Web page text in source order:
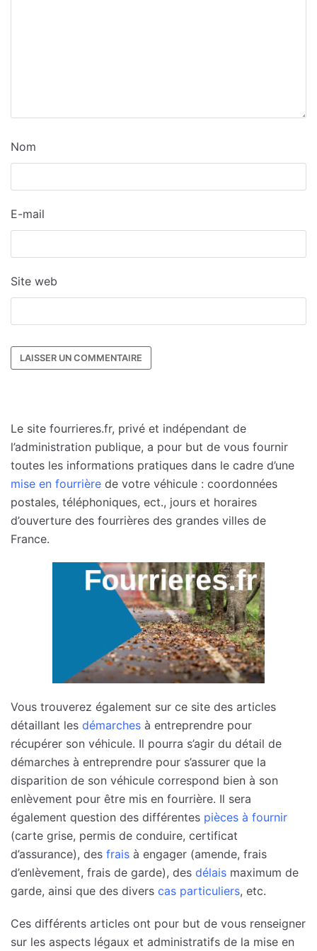
Nom
E-mail
Site web
Le site fourrieres.fr, privé et indépendant de
l’administration publique, a pour but de vous fournir
toutes les informations pratiques dans le cadre d’une
mise en fourrière de votre véhicule : coordonnées
postales, téléphoniques, ect., jours et horaires
d’ouverture des fourrières des grandes villes de
France.
Vous trouverez également sur ce site des articles
détaillant les démarches à entreprendre pour
récupérer son véhicule. Il pourra s’agir du détail de
démarches à entreprendre pour s’assurer que la
disparition de son véhicule correspond bien à son
enlèvement pour être mis en fourrière. Il sera
également question des différentes pièces à fournir
(carte grise, permis de conduire, certificat
d’assurance), des frais à engager (amende, frais
d’enlèvement, frais de garde), des délais maximum de
garde, ainsi que des divers cas particuliers, etc.
Ces différents articles ont pour but de vous renseigner
sur les aspects légaux et administratifs de la mise en